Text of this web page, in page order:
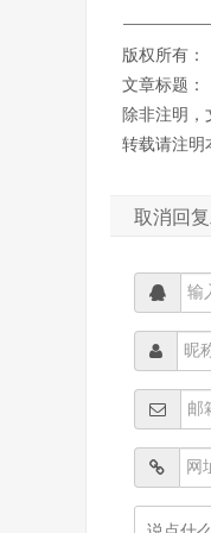
版权所有：
文章标题：
除非注明，
转载请注明
取消回复